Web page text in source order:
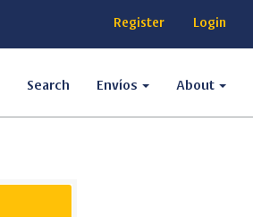
Register Login
Search Envíos About